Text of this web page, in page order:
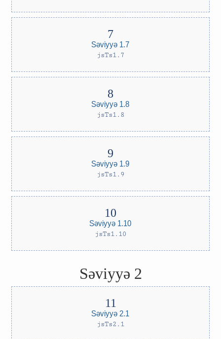
Səviyyə 1.7
jsTs1.7
Səviyyə 1.8
jsTs1.8
Səviyyə 1.9
jsTs1.9
Səviyyə 1.10
jsTs1.10
Səviyyə 2
Səviyyə 2.1
jsTs2.1